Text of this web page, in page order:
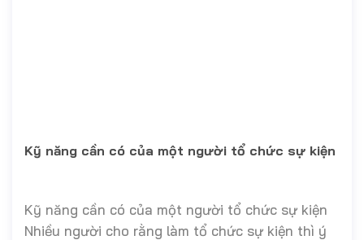
Kỹ năng cần có của một người tổ chức sự kiện
Kỹ năng cần có của một người tổ chức sự kiện
Nhiều người cho rằng làm tổ chức sự kiện thì ý